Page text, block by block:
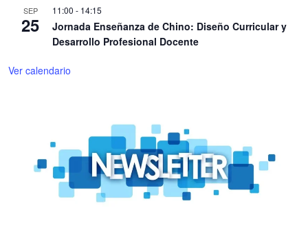
SEP
25
11:00 - 14:15
Jornada Enseñanza de Chino: Diseño Curricular y
Desarrollo Profesional Docente
Ver calendario